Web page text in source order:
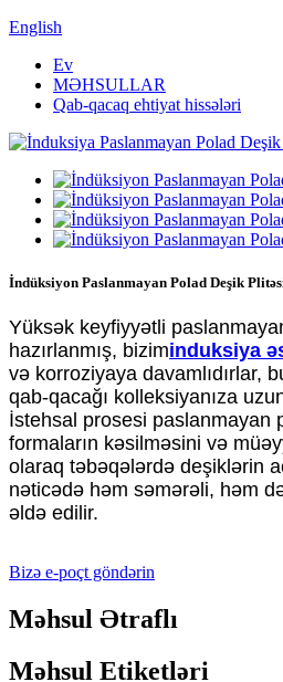
English
Ev
MƏHSULLAR
Qab-qacaq ehtiyat hissələri
İndüksiyon Paslanmayan Polad Deşik
Yüksək keyfiyyətli
hazırlanmış, biziminduksiya
və korroziyaya davamlıdırlar,
qab-qacağı kolleksiyanıza
İstehsal prosesi paslanmayan
formaların kəsilməsini və
olaraq təbəqələrdə deşiklərin
nəticədə həm səmərəli, həm
əldə edilir.
Bizə e-poçt göndərin
Məhsul Ətraflı
Məhsul Etiketləri